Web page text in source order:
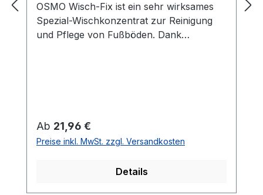
OSMO Wisch-Fix ist ein sehr wirksames
Spezial-Wischkonzentrat zur Reinigung
und Pflege von Fußböden. Dank
Saft, Milch, Cola, Bier, Wein, Kaffee und
herkömmlichen
Haushaltsverunreinigungen! Wir können
Hartwachs-Öl behandelten
Holzfußböden, aber auch lackierten
Regulärer Preis:
Ab 21,96 €
Preise inkl. MwSt. zzgl. Versandkosten
Details